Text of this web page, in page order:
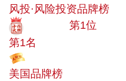
风投·风险投资品牌榜
第1位
第1名
美国品牌榜